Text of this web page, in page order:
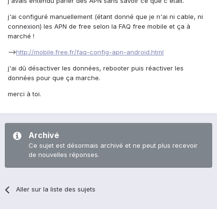
j'ai configuré manuellement (étant donné que je n'ai ni cable, ni
connexion) les APN de free selon la FAQ free mobile et ça à
marché !
-->http://mobile.free.fr/faq-config-apn-android.html
j'ai dû désactiver les données, rebooter puis réactiver les
données pour que ça marche.
merci à toi.
Archivé
Ce sujet est désormais archivé et ne peut plus recevoir
de nouvelles réponses.
Aller sur la liste des sujets